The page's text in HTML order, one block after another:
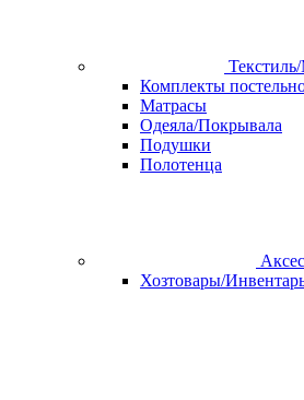
Комплекты
Матрасы
Одеяла/Покрывала
Подушки
Полотенца
Хозтовары/